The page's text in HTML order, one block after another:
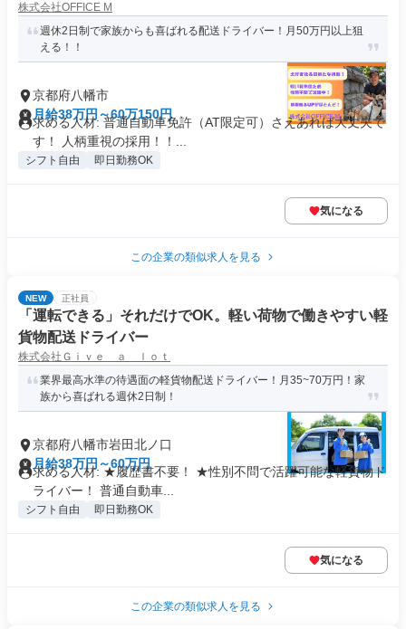
株式会社OFFICE M
週休2日制で家族からも喜ばれる配送ドライバー！月50万円以上狙
える！！
京都府八幡市
月給38万円～60万150円
求める人材: 普通自動車免許（AT限定可）さえあれば大丈夫で
す！ 人柄重視の採用！！...
シフト自由 即日勤務OK
気になる
この企業の類似求人を見る
NEW 正社員
「運転できる」それだけでOK。軽い荷物で働きやすい軽
貨物配送ドライバー
株式会社Ｇｉｖｅ ａ ｌｏｔ
業界最高水準の待遇面の軽貨物配送ドライバー！月35~70万円！家
族から喜ばれる週休2日制！
京都府八幡市岩田北ノ口
月給38万円～60万円
求める人材: ★履歴書不要！ ★性別不問で活躍可能な軽貨物ド
ライバー！ 普通自動車...
シフト自由 即日勤務OK
気になる
この企業の類似求人を見る